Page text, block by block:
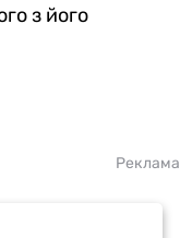
з його
Реклама